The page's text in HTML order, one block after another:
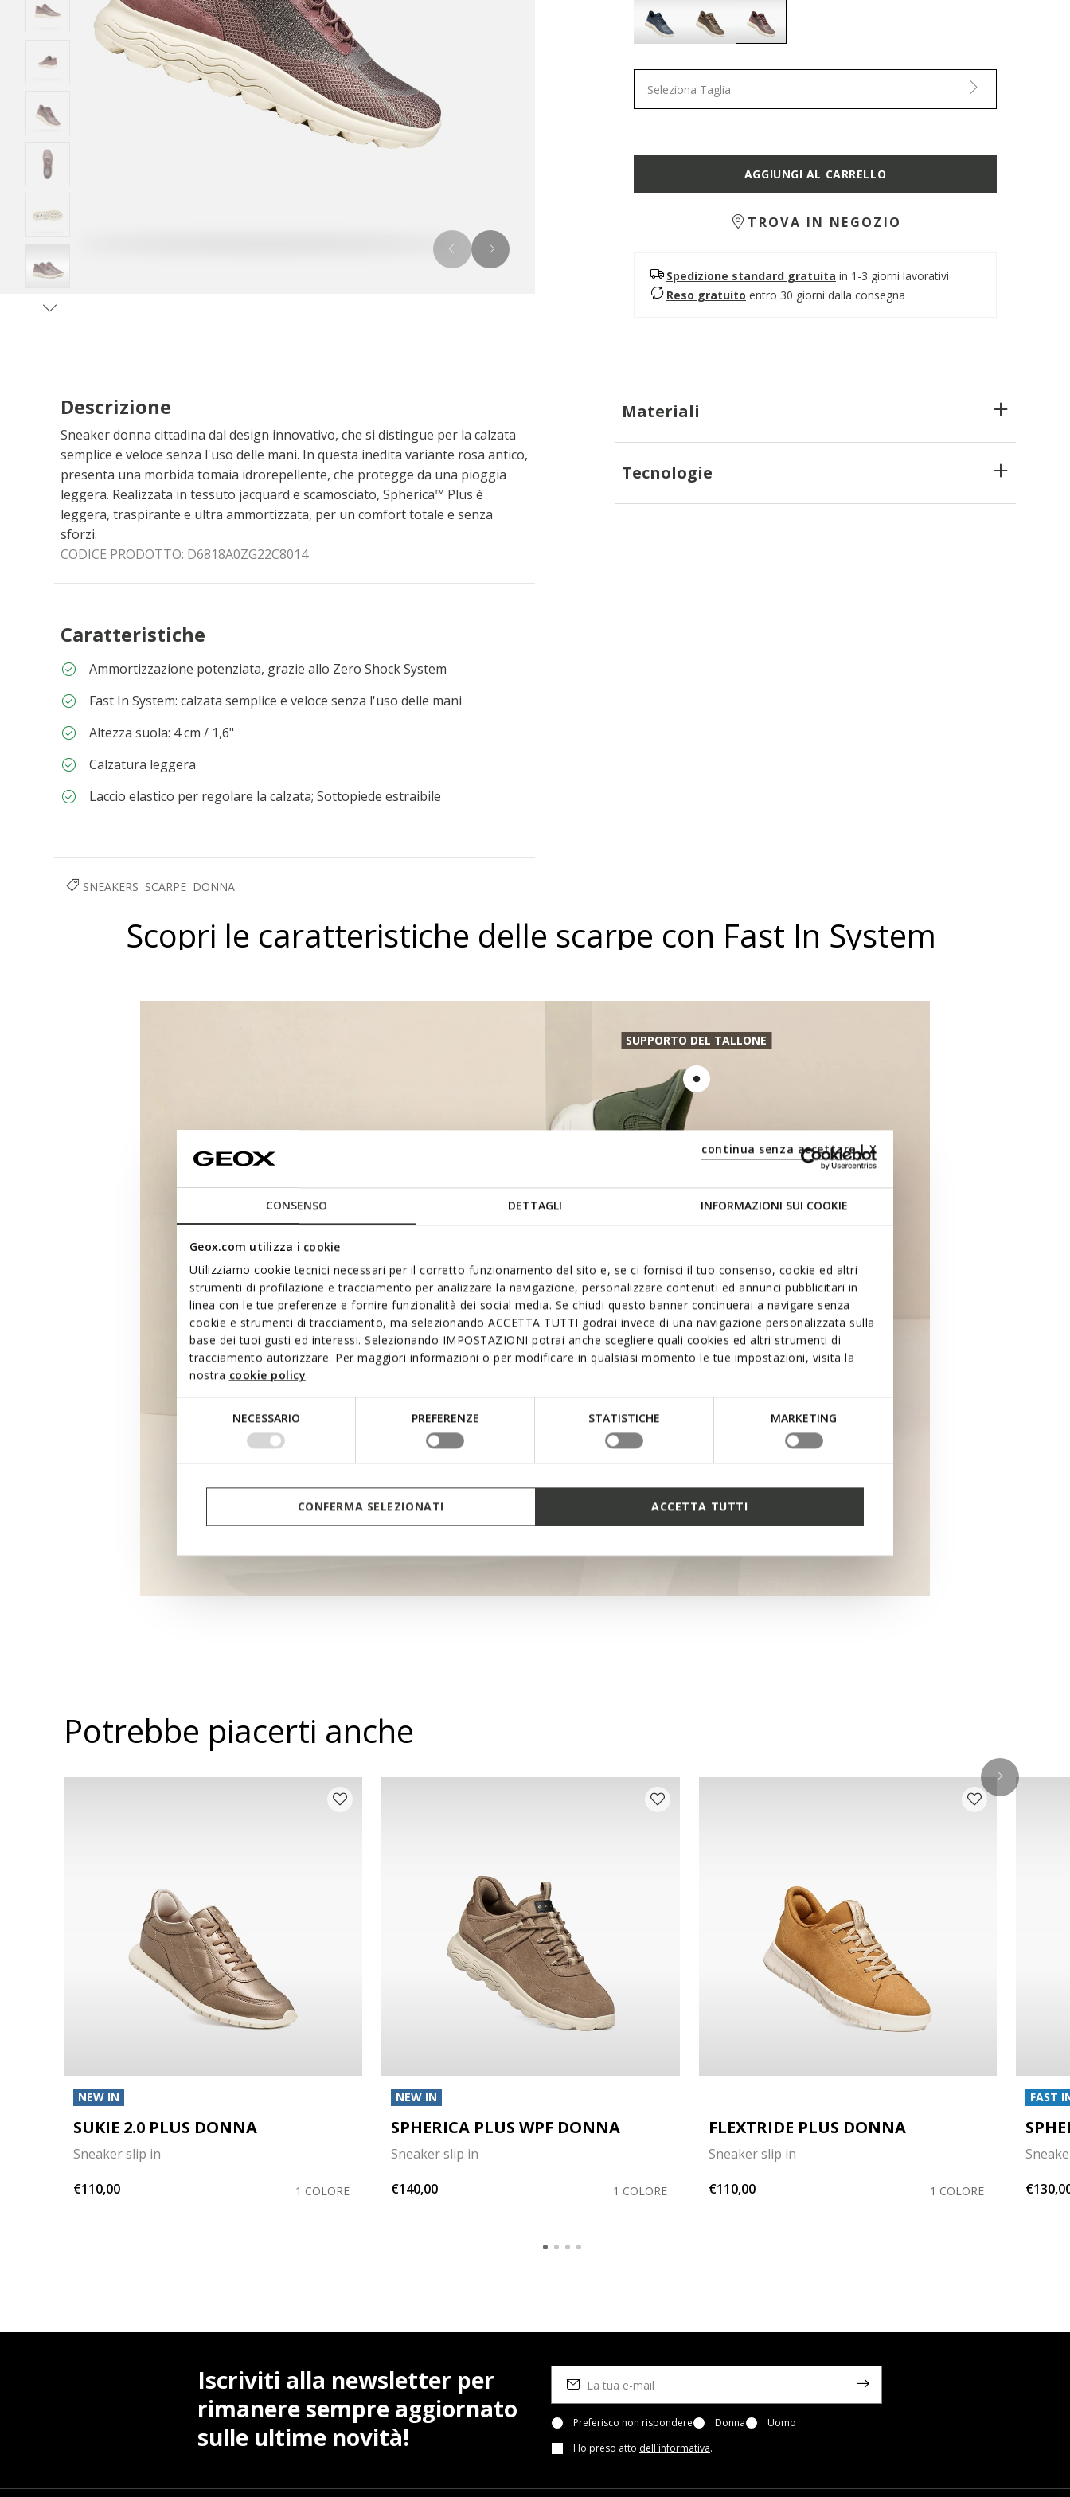
CONSENSO DETTAGLI INFORMAZIONI SUI COOKIE
Geox.com utilizza i cookie
Utilizziamo cookie tecnici necessari per il corretto funzionamento del sito e, se ci fornisci il tuo consenso, cookie ed altri
strumenti di profilazione e tracciamento per analizzare la navigazione, personalizzare contenuti ed annunci pubblicitari in
linea con le tue preferenze e fornire funzionalità dei social media. Se chiudi questo banner continuerai a navigare senza
cookie e strumenti di tracciamento, ma selezionando ACCETTA TUTTI godrai invece di una navigazione personalizzata sulla
base dei tuoi gusti ed interessi. Selezionando IMPOSTAZIONI potrai anche scegliere quali cookies ed altri strumenti di
tracciamento autorizzare. Per maggiori informazioni o per modificare in qualsiasi momento le tue impostazioni, visita la
nostra cookie policy.
NECESSARIO PREFERENZE STATISTICHE MARKETING
continua senza accettare | X
CONFERMA SELEZIONATI ACCETTA TUTTI
Seleziona Taglia
AGGIUNGI AL CARRELLO
TROVA IN NEGOZIO
Spedizione standard gratuita in 1-3 giorni lavorativi
Reso gratuito entro 30 giorni dalla consegna
Descrizione
Sneaker donna cittadina dal design innovativo, che si distingue per la calzata
semplice e veloce senza l'uso delle mani. In questa inedita variante rosa antico,
presenta una morbida tomaia idrorepellente, che protegge da una pioggia
leggera. Realizzata in tessuto jacquard e scamosciato, Spherica™ Plus è
leggera, traspirante e ultra ammortizzata, per un comfort totale e senza
sforzi.
CODICE PRODOTTO: D6818A0ZG22C8014
Caratteristiche
Ammortizzazione potenziata, grazie allo Zero Shock System
Fast In System: calzata semplice e veloce senza l'uso delle mani
Altezza suola: 4 cm / 1,6"
Calzatura leggera
Laccio elastico per regolare la calzata; Sottopiede estraibile
Materiali
Tecnologie
SNEAKERS SCARPE DONNA
Scopri le caratteristiche delle scarpe con Fast In System
SOFT PAD
SUPPORTO DEL TALLONE
LINGUETTA SAGOMATA
Potrebbe piacerti anche
NEW IN
SUKIE 2.0 PLUS DONNA
Sneaker slip in
€110,00
1 COLORE
NEW IN
SPHERICA PLUS WPF DONNA
Sneaker slip in
€140,00
1 COLORE
FLEXTRIDE PLUS DONNA
Sneaker slip in
€110,00
1 COLORE
FAST
Iscriviti alla newsletter per
rimanere sempre aggiornato
sulle ultime novità!
Preferisco non rispondere Donna
Uomo
Ho preso atto dell`informativa.